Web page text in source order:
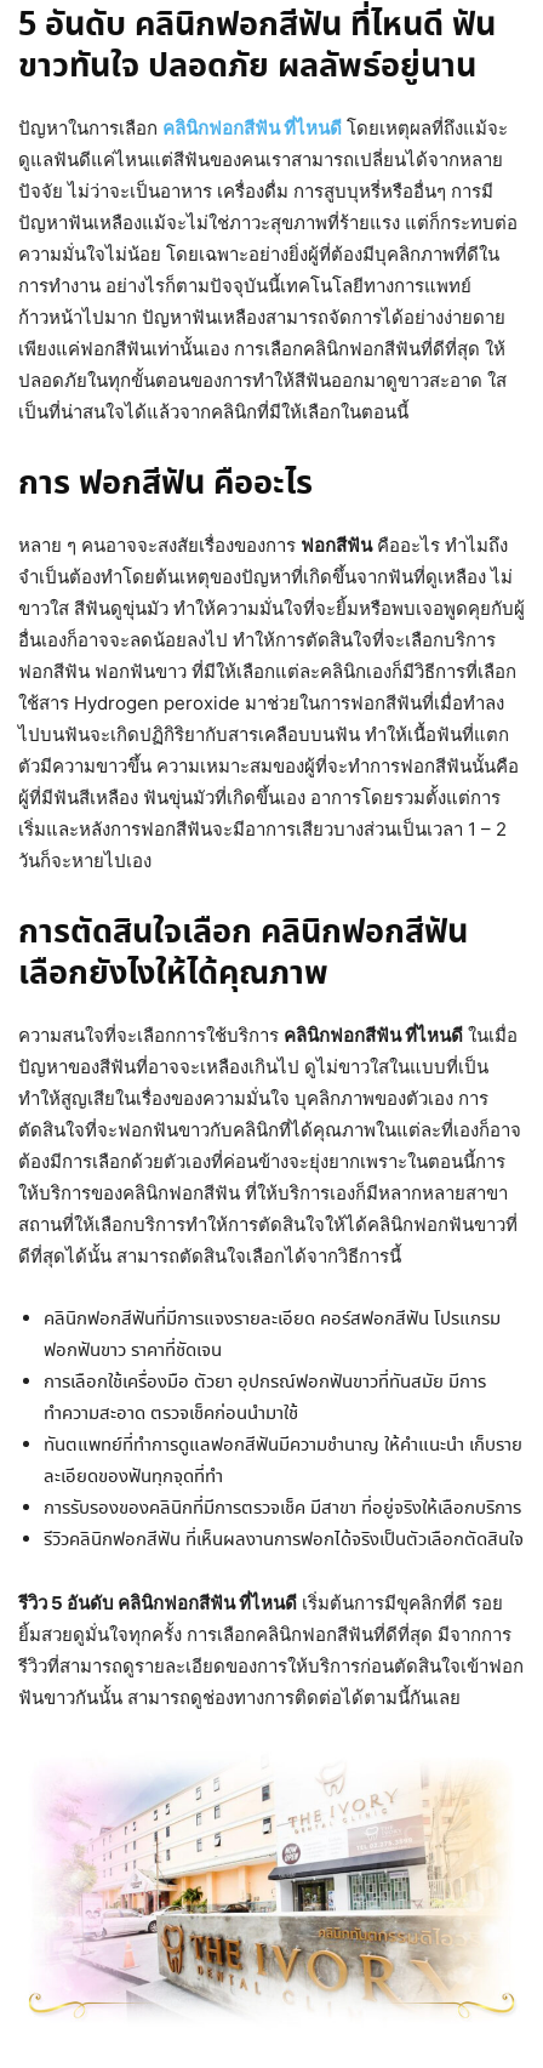
5 อันดับ คลินิกฟอกสีฟัน ที่ไหนดี ฟัน
ขาวทันใจ ปลอดภัย ผลลัพธ์อยู่นาน
ปัญหาในการเลือก คลินิกฟอกสีฟัน ที่ไหนดี โดยเหตุผลที่ถึงแม้จะ
ดูแลฟันดีแค่ไหนแต่สีฟันของคนเราสามารถเปลี่ยนได้จากหลาย
ปัจจัย ไม่ว่าจะเป็นอาหาร เครื่องดื่ม การสูบบุหรี่หรืออื่นๆ การมี
ปัญหาฟันเหลืองแม้จะไม่ใช่ภาวะสุขภาพที่ร้ายแรง แต่ก็กระทบต่อ
ความมั่นใจไม่น้อย โดยเฉพาะอย่างยิ่งผู้ที่ต้องมีบุคลิกภาพที่ดีใน
การทำงาน อย่างไรก็ตามปัจจุบันนี้เทคโนโลยีทางการแพทย์
ก้าวหน้าไปมาก ปัญหาฟันเหลืองสามารถจัดการได้อย่างง่ายดาย
เพียงแค่ฟอกสีฟันเท่านั้นเอง การเลือกคลินิกฟอกสีฟันที่ดีที่สุด ให้
ปลอดภัยในทุกขั้นตอนของการทำให้สีฟันออกมาดูขาวสะอาด ใส
เป็นที่น่าสนใจได้แล้วจากคลินิกที่มีให้เลือกในตอนนี้
การ ฟอกสีฟัน คืออะไร
หลาย ๆ คนอาจจะสงสัยเรื่องของการ ฟอกสีฟันคืออะไร ทำไมถึง
จำเป็นต้องทำโดยต้นเหตุของปัญหาที่เกิดขึ้นจากฟันที่ดูเหลือง ไม่
ขาวใส สีฟันดูขุ่นมัว ทำให้ความมั่นใจที่จะยิ้มหรือพบเจอพูดคุยกับผู้
อื่นเองก็อาจจะลดน้อยลงไป ทำให้การตัดสินใจที่จะเลือกบริการ
ฟอกสีฟัน ฟอกฟันขาว ที่มีให้เลือกแต่ละคลินิกเองก็มีวิธีการที่เลือก
ใช้สาร Hydrogen peroxide มาช่วยในการฟอกสีฟันที่เมื่อทำลง
ไปบนฟันจะเกิดปฏิกิริยากับสารเคลือบบนฟัน ทำให้เนื้อฟันที่แตก
ตัวมีความขาวขึ้น ความเหมาะสมของผู้ที่จะทำการฟอกสีฟันนั้นคือ
ผู้ที่มีฟันสีเหลือง ฟันขุ่นมัวที่เกิดขึ้นเอง อาการโดยรวมตั้งแต่การ
เริ่มและหลังการฟอกสีฟันจะมีอาการเสียวบางส่วนเป็นเวลา 1 – 2
วันก็จะหายไปเอง
การตัดสินใจเลือก คลินิกฟอกสีฟัน
เลือกยังไงให้ได้คุณภาพ
ความสนใจที่จะเลือกการใช้บริการ คลินิกฟอกสีฟัน ที่ไหนดี ในเมื่อ
ปัญหาของสีฟันที่อาจจะเหลืองเกินไป ดูไม่ขาวใสในแบบที่เป็น
ทำให้สูญเสียในเรื่องของความมั่นใจ บุคลิกภาพของตัวเอง การ
ตัดสินใจที่จะฟอกฟันขาวกับคลินิกที่ได้คุณภาพในแต่ละที่เองก็อาจ
ต้องมีการเลือกด้วยตัวเองที่ค่อนข้างจะยุ่งยากเพราะในตอนนี้การ
ให้บริการของคลินิกฟอกสีฟัน ที่ให้บริการเองก็มีหลากหลายสาขา
สถานที่ให้เลือกบริการทำให้การตัดสินใจให้ได้คลินิกฟอกฟันขาวที่
ดีที่สุดได้นั้น สามารถตัดสินใจเลือกได้จากวิธีการนี้
คลินิกฟอกสีฟันที่มีการแจงรายละเอียด คอร์สฟอกสีฟัน โปรแกรม
ฟอกฟันขาว ราคาที่ชัดเจน
การเลือกใช้เครื่องมือ ตัวยา อุปกรณ์ฟอกฟันขาวที่ทันสมัย มีการ
ทำความสะอาด ตรวจเช็คก่อนนำมาใช้
ทันตแพทย์ที่ทำการดูแลฟอกสีฟันมีความชำนาญ ให้คำแนะนำ เก็บราย
ละเอียดของฟันทุกจุดที่ทำ
การรับรองของคลินิกที่มีการตรวจเช็ค มีสาขา ที่อยู่จริงให้เลือกบริการ
รีวิวคลินิกฟอกสีฟัน ที่เห็นผลงานการฟอกได้จริงเป็นตัวเลือกตัดสินใจ
รีวิว 5 อันดับ คลินิกฟอกสีฟัน ที่ไหนดี เริ่มต้นการมีขุคลิกที่ดี รอย
ยิ้มสวยดูมั่นใจทุกครั้ง การเลือกคลินิกฟอกสีฟันที่ดีที่สุด มีจากการ
รีวิวที่สามารถดูรายละเอียดของการให้บริการก่อนตัดสินใจเข้าฟอก
ฟันขาวกันนั้น สามารถดูช่องทางการติดต่อได้ตามนี้กันเลย